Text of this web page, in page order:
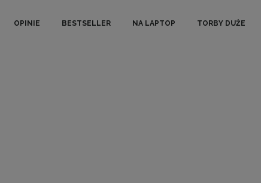
OPINIE BESTSELLER NA LAPTOP TORBY DUŻE